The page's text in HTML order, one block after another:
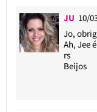
JU 10/
Jo,
Ah, Jee
rs
Beijos